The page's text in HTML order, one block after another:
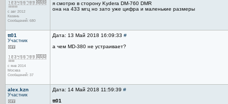
с авг 2012
Казань
Сообщений: 680
я смотрю в сторону Kydera DM-760 DMR
она на 433 мгц но зато уже цифра и маленькие размеры
tt01
Участник
с янв 2014
Москва
Сообщений: 37
Дата: 13 Май 2018 16:09:33 #
а чем MD-380 не устраивает?
alex.kzn
Участник
Дата: 14 Май 2018 11:59:39 #
tt01